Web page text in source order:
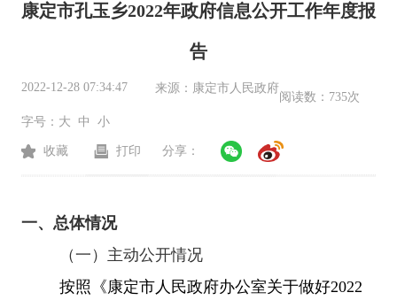
康定市孔玉乡2022年政府信息公开工作年度报
告
2022-12-28 07:34:47 来源： 康定市人民政府
阅读数： 735次
字号： 大 中 小
收藏 打印 分享：
一、总体情况
（一）主动公开情况
按照《康定市人民政府办公室关于做好2022